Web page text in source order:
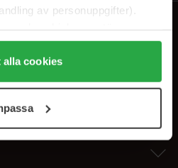
av personuppgifter).
alla cookies" accepterar du
"Detaljer" kan anpassa
Du kan när som helst återkalla
alla cookies